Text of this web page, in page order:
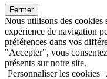
Fermer
Nous utilisons des
expérience de navigation
préférences dans vos
"Accepter", vous
présents sur notre site.
Personnaliser les cookies